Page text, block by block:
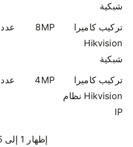
شبكية
تركيب كاميرا
Hikvision
شبكية
8MP عدد 4
تركيب كاميرا
Hikvision نظام
IP
4MP عدد 4
إظهار 1 إلى 55 من أصل 55 مُدخل